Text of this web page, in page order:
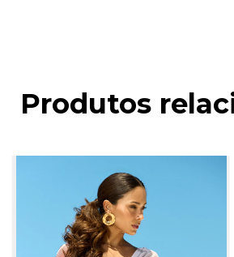
Produtos